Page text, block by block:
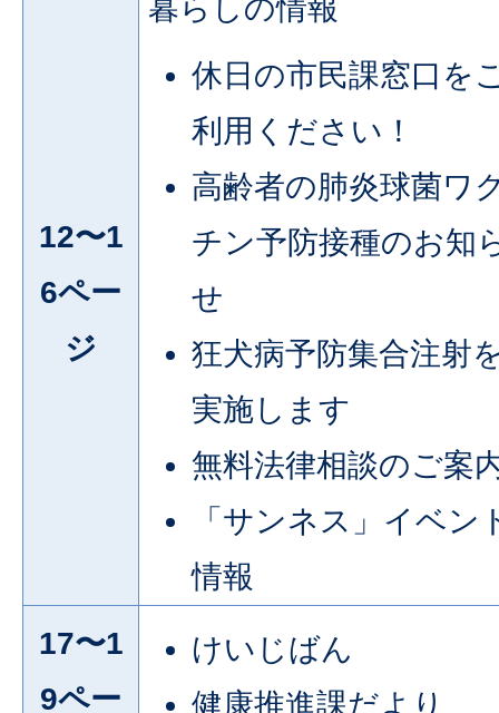
12〜1
6ペー
ジ
暮らしの情報
休日の市民課窓口を
利用ください！
高齢者の肺炎球菌ワ
チン予防接種のお知
せ
狂犬病予防集合注射
実施します
無料法律相談のご案
「サンネス」イベン
情報
17〜1
9ペー
けいじばん
健康推進課だより